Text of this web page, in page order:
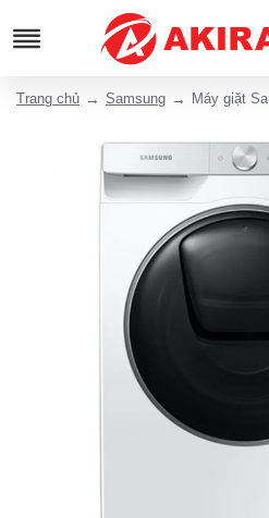
Trang chủ Samsung Máy giặt